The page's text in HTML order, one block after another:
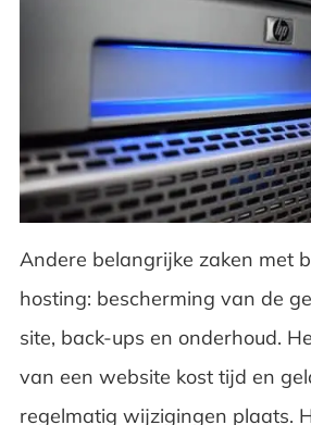
Andere belangrijke zaken met
hosting: bescherming van de
site, back-ups en onderhoud.
van een website kost tijd en
regelmatig wijzigingen plaats.